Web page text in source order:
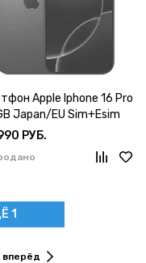
Apple Iphone 16 Pro
Japan/EU Sim+Esim
РУБ.
1
вперёд